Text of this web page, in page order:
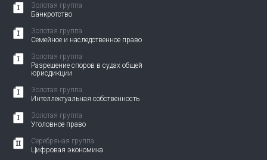
Золотая группа
Банкротство
Золотая группа
Семейное и наследственное право
Золотая группа
Разрешение споров в судах общей
юрисдикции
Золотая группа
Интеллектуальная собственность
Золотая группа
Уголовное право
Серебряная группа
Цифровая экономика